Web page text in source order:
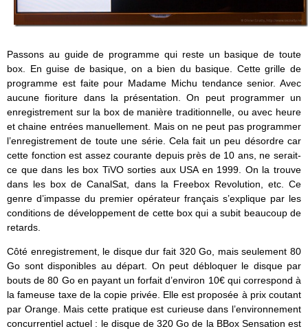
Passons au guide de programme qui reste un basique de toute
box. En guise de basique, on a bien du basique. Cette grille de
programme est faite pour Madame Michu tendance senior. Avec
aucune fioriture dans la présentation. On peut programmer un
enregistrement sur la box de manière traditionnelle, ou avec heure
et chaine entrées manuellement. Mais on ne peut pas programmer
l’enregistrement de toute une série. Cela fait un peu désordre car
cette fonction est assez courante depuis près de 10 ans, ne serait-
ce que dans les box TiVO sorties aux USA en 1999. On la trouve
dans les box de CanalSat, dans la Freebox Revolution, etc. Ce
genre d’impasse du premier opérateur français s’explique par les
conditions de développement de cette box qui a subit beaucoup de
retards.
Côté enregistrement, le disque dur fait 320 Go, mais seulement 80
Go sont disponibles au départ. On peut débloquer le disque par
bouts de 80 Go en payant un forfait d’environ 10€ qui correspond à
la fameuse taxe de la copie privée. Elle est proposée à prix coutant
par Orange. Mais cette pratique est curieuse dans l’environnement
concurrentiel actuel : le disque de 320 Go de la BBox Sensation est